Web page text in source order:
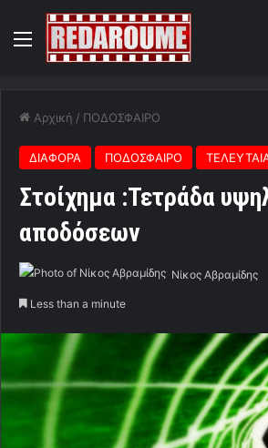
Menu
Αρχική / ΠΟΔΟΣΦΑΙΡΟ
ΔΙΑΦΟΡΑ ΠΟΔΟΣΦΑΙΡΟ
Στοίχημα :Τετράδα
αποδόσεων
Νίκος Αβραμίδης
Less than a minute